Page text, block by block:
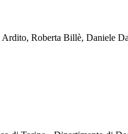
Roberta Billè, Daniele